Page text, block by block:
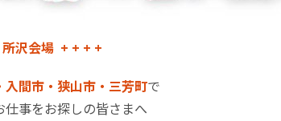
沢会場 + + + +
入間市・狭山市・三芳町で
仕事をお探しの皆さまへ